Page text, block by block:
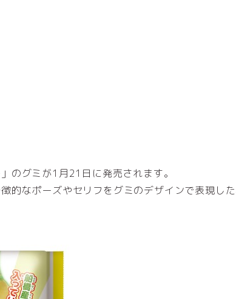
のグミが1月21日に発売されます。
的なポーズやセリフをグミのデザインで表現した